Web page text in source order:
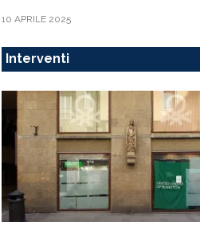
10 APRILE 2025
Interventi